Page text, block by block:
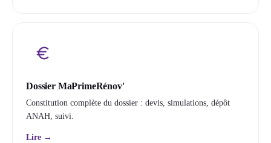
Dossier MaPrimeRénov'
Constitution complète du dossier : devis, simulations, dépôt
ANAH, suivi.
Lire →